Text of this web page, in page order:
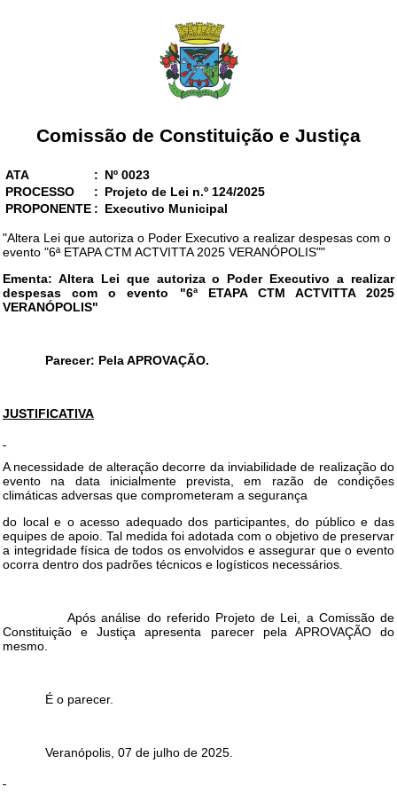
Comissão de Constituição e Justiça
ATA : Nº 0023
PROCESSO
: Projeto de Lei n.º 124/2025
PROPONENTE : Executivo Municipal
"Altera Lei que autoriza o Poder Executivo a realizar despesas com o
evento "6ª ETAPA CTM ACTVITTA 2025 VERANÓPOLIS""
Ementa: Altera Lei que autoriza o Poder Executivo a realizar
despesas com o evento "6ª ETAPA CTM ACTVITTA 2025
VERANÓPOLIS"
Parecer: Pela APROVAÇÃO.
JUSTIFICATIVA
A necessidade de alteração decorre da inviabilidade de realização do
evento na data inicialmente prevista, em razão de condições
climáticas adversas que comprometeram a segurança
do local e o acesso adequado dos participantes, do público e das
equipes de apoio. Tal medida foi adotada com o objetivo de preservar
a integridade física de todos os envolvidos e assegurar que o evento
ocorra dentro dos padrões técnicos e logísticos necessários.
Após análise do referido Projeto de Lei, a Comissão de
Constituição e Justiça apresenta parecer pela APROVAÇÃO do
mesmo.
É o parecer.
Veranópolis, 07 de julho de 2025.